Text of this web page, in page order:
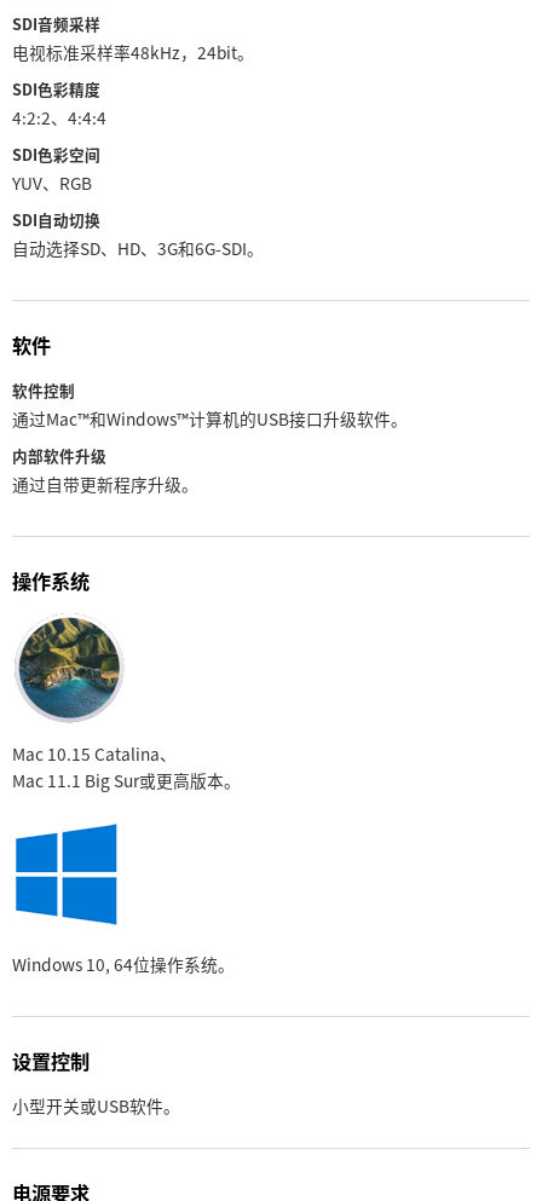
SDI音频采样
电视标准采样率48kHz，24bit。
SDI色彩精度
4:2:2、4:4:4
SDI色彩空间
YUV、RGB
SDI自动切换
自动选择SD、HD、3G和6G‑SDI。
软件
软件控制
通过Mac™和Windows™计算机的USB接口升级软件。
内部软件升级
通过自带更新程序升级。
操作系统
Mac 10.15 Catalina、
Mac 11.1 Big Sur或更高版本。
Windows 10, 64位操作系统。
设置控制
小型开关或USB软件。
电源要求